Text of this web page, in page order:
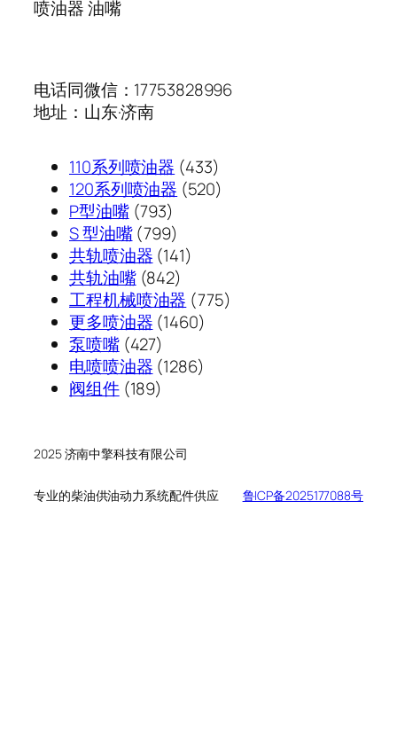
喷油器 油嘴
电话同微信：17753828996
地址：山东·济南
110系列喷油器 433433
个
120系列喷油器 520520
P型油嘴 793793
个
产
品
S 型油嘴 799799
个
产
品
共轨喷油器 141141
产
品
共轨油嘴 842842
个
产
工程机械喷油器 775775
更多喷油器 14601460
产
泵喷嘴 427427
个
产
电喷喷油器 12861286
阀组件 189189
品
2025 济南中擎科技有限公司
专业的柴油供油动力系统配件供应 鲁ICP备2025177088号